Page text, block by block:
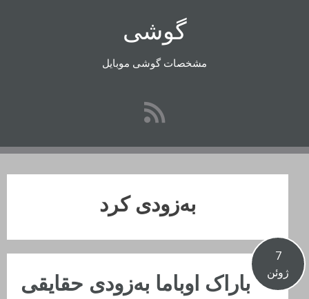
گوشی
مشخصات گوشی موبایل
به‌زودی کرد
7
ژوئن
باراک اوباما به‌زودی حقایقی